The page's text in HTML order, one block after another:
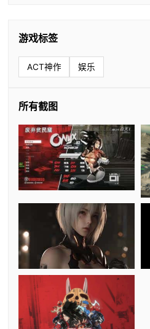
游戏标签
ACT神作 娱乐
所有截图